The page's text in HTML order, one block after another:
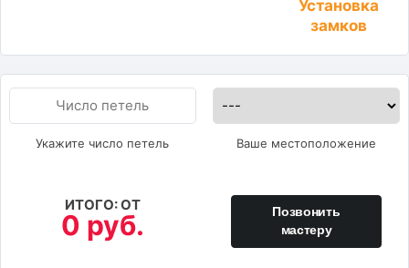
Установка
замков
Укажите число петель Ваше местоположение
ИТОГО: ОТ
0 руб.
Позвонить
мастеру